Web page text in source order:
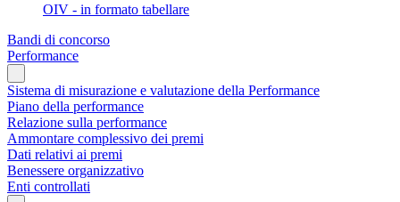
OIV - in formato tabellare
Bandi di concorso
Performance
Sistema di misurazione e valutazione della Performance
Piano della performance
Relazione sulla performance
Ammontare complessivo dei premi
Dati relativi ai premi
Benessere organizzativo
Enti controllati